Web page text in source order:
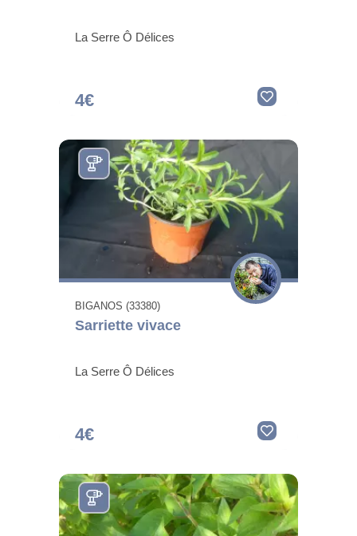
La Serre Ô Délices
4€
BIGANOS (33380)
Sarriette vivace
La Serre Ô Délices
4€